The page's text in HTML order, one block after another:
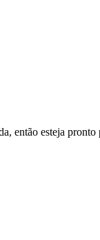
então esteja pronto